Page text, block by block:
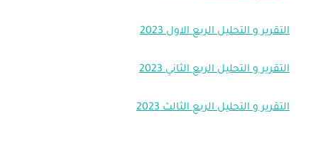
التقرير و التحليل الربع الاول 2023
التقرير و التحليل الربع الثاني 2023
التقرير و التحليل الربع الثالث 2023